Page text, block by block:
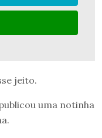
jeito.
uma notinha